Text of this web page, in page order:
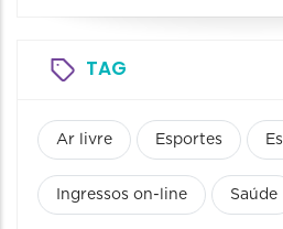
TAG
Ar livre Esportes
Ingressos on-line Saúde